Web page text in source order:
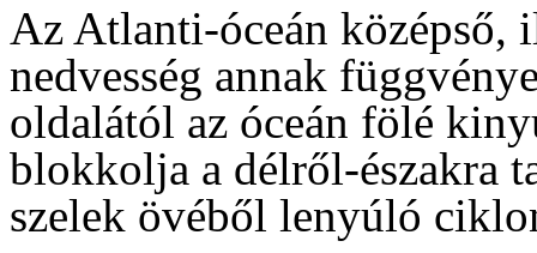
Az Atlanti-óceán
nedvesség annak
oldalától az óceán fölé
blokkolja a délről-északra
szelek övéből lenyúló